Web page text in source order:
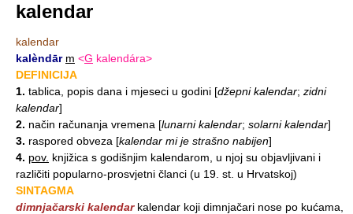
kalendar
kalendar
kalèndār m <G kalendára>
DEFINICIJA
1. tablica, popis dana i mjeseci u godini [džepni kalendar; zidni
kalendar]
2. način računanja vremena [lunarni kalendar; solarni kalendar]
3. raspored obveza [kalendar mi je strašno nabijen]
4. pov. knjižica s godišnjim kalendarom, u njoj su objavljivani i
različiti popularno-prosvjetni članci (u 19. st. u Hrvatskoj)
SINTAGMA
dimnjačarski kalendarkalendar koji dimnjačari nose po kućama,